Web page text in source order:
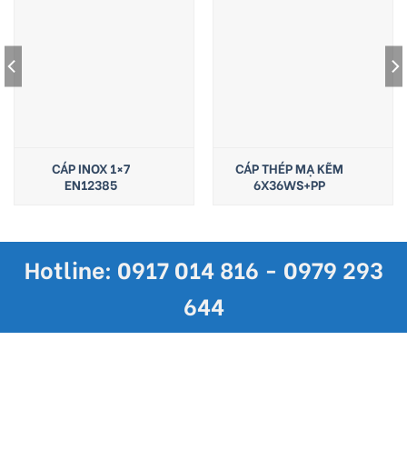
CÁP INOX 1×7
EN12385
CÁP THÉP MẠ KẼM
6X36WS+PP
Hotline: 0917 014 816 - 0979 293
644